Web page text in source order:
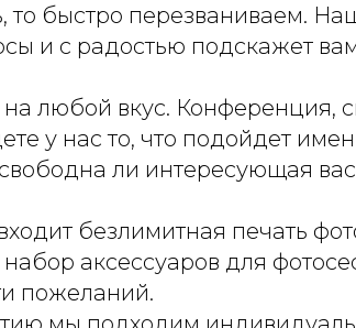
то быстро перезваниваем.
и с радостью подскажет
на любой вкус. Конференция,
у нас то, что подойдет
ли интересующая
безлимитная печать
аксессуаров для
пожеланий.